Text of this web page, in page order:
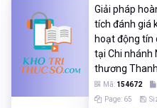
Giải pháp
tích đánh giá
hoạt động tín
tại Chi nhánh
thương
Mã: 154672
Page: 65